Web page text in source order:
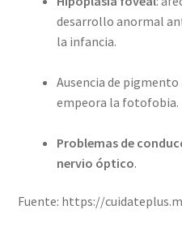
desarrollo anormal
la infancia.
Ausencia de
empeora la fotofobia.
Problemas de
nervio óptico.
Fuente: https://